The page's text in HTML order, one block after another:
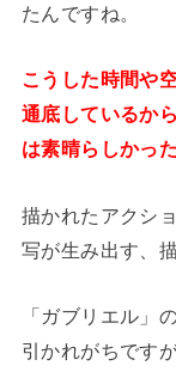
たんですね。
こうした時間や
通底しているか
は素晴らしかっ
描かれたアクシ
写が生み出す、
「ガブリエル」
引かれがちです